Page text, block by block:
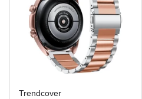
Trendcover